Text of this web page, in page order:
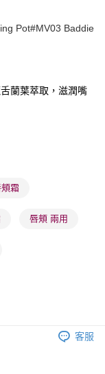
Pot#MV03 Baddie
蘭葉萃取，滋潤嘴
霜
唇頰 兩用
客服